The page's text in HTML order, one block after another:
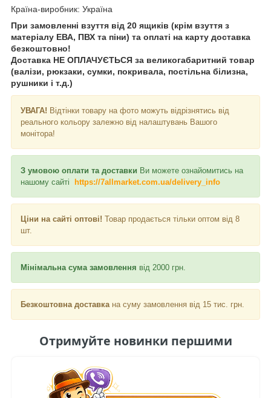
Країна-виробник: Україна
При замовленні взуття від 20 ящиків (крім взуття з
матеріалу ЕВА, ПВХ та піни) та оплаті на карту доставка
безкоштовно!
Доставка НЕ ​​ОПЛАЧУЄТЬСЯ за великогабаритний товар
(валізи, рюкзаки, сумки, покривала, постільна білизна,
рушники і т.д.)
УВАГА! Відтінки товару на фото можуть відрізнятись від
реального кольору залежно від налаштувань Вашого
монітора!
З умовою оплати та доставки Ви можете ознайомитись на
нашому сайті
https://7allmarket.com.ua/delivery_info
Ціни на сайті оптові! Товар продається тільки оптом від 8
шт.
Мінімальна сума замовлення від 2000 грн.
Безкоштовна доставка на суму замовлення від 15 тис. грн.
Отримуйте новинки першими